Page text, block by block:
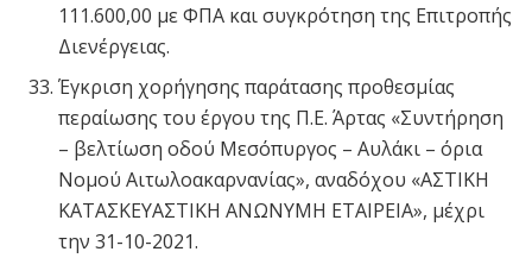
111.600,00 με ΦΠΑ και συγκρότηση της Επιτροπής
Διενέργειας.
Έγκριση χορήγησης παράτασης προθεσμίας
περαίωσης του έργου της Π.Ε. Άρτας «Συντήρηση
– βελτίωση οδού Μεσόπυργος – Αυλάκι – όρια
Νομού Αιτωλοακαρνανίας», αναδόχου «ΑΣΤΙΚΗ
ΚΑΤΑΣΚΕΥΑΣΤΙΚΗ ΑΝΩΝΥΜΗ ΕΤΑΙΡΕΙΑ», μέχρι
την 31-10-2021.